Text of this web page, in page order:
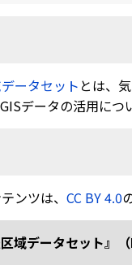
ータセット とは、
データの活用につ
ンツは、 CC BY 4.0
域データセット』